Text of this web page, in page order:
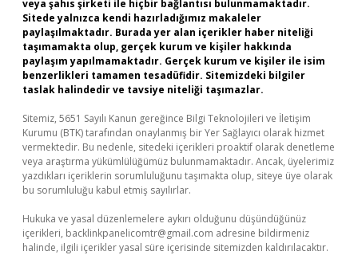
veya şahıs şirketi ile hiçbir bağlantısı bulunmamaktadır.
Sitede yalnızca kendi hazırladığımız makaleler
paylaşılmaktadır. Burada yer alan içerikler haber niteliği
taşımamakta olup, gerçek kurum ve kişiler hakkında
paylaşım yapılmamaktadır. Gerçek kurum ve kişiler ile isim
benzerlikleri tamamen tesadüfidir. Sitemizdeki bilgiler
taslak halindedir ve tavsiye niteliği taşımazlar.
Sitemiz, 5651 Sayılı Kanun gereğince Bilgi Teknolojileri ve İletişim
Kurumu (BTK) tarafından onaylanmış bir Yer Sağlayıcı olarak hizmet
vermektedir. Bu nedenle, sitedeki içerikleri proaktif olarak denetleme
veya araştırma yükümlülüğümüz bulunmamaktadır. Ancak, üyelerimiz
yazdıkları içeriklerin sorumluluğunu taşımakta olup, siteye üye olarak
bu sorumluluğu kabul etmiş sayılırlar.
Hukuka ve yasal düzenlemelere aykırı olduğunu düşündüğünüz
içerikleri, backlinkpanelicomtr@gmail.com adresine bildirmeniz
halinde, ilgili içerikler yasal süre içerisinde sitemizden kaldırılacaktır.